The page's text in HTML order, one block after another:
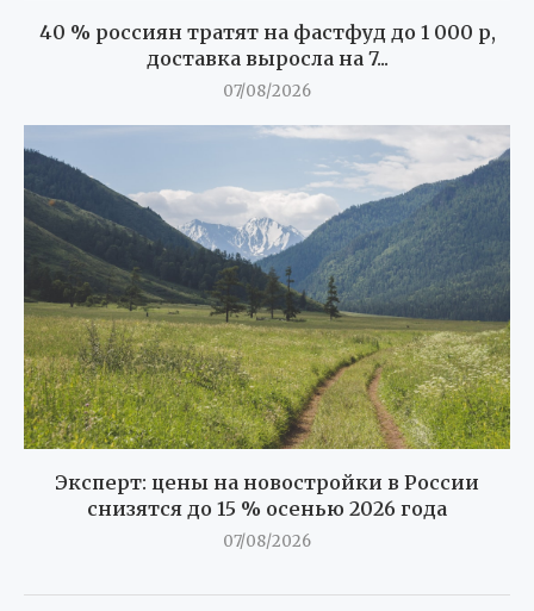
40 % россиян тратят на фастфуд до 1 000 р,
доставка выросла на 7...
07/08/2026
Эксперт: цены на новостройки в России
снизятся до 15 % осенью 2026 года
07/08/2026